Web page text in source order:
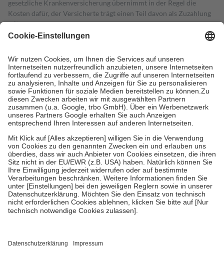
gesetzliche Krankenversicherung übernimmt in der Regel die
Kosten dafür, der Versicherte trägt einen Teil davon als Zuzahlung
mit.
Grundsätzlich leisten Mitglieder Zuzahlungen in Höhe von zehn
höchstens zehn Euro.
Es sind jedoch nie mehr als die tatsächlichen
Kosten der Leistung zu entrichten.
Diese Regeln gelten grundsätzlich auch für Online-Apotheken.
Bei Heilmitteln und häuslicher Krankenpflege beträgt die
Zuzahlung zehn Prozent der Kosten sowie zehn Euro je
Verordnung.
Um das Engagement der Versicherten für ihre eigene Gesundheit zu
stärken und die besondere Stellung der Familie zu unterstützen,
fallenkeine Zuzahlungenan bei:
• Kindern und Jugendlichen bis zum vollendeten 18. Lebensjahr
mit Ausnahme der Fahrkosten
• Untersuchungen zur Vorsorge und Früherkennung, die von der
GKV getragen werden
• empfohlenen Schutzimpfungen
• Harn- und Blutteststreifen
getroffen, um sicherzustellen, dass es sich um echte Bewertungen